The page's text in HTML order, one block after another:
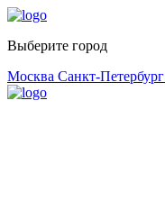
Выберите город
Москва Санкт-Петербург